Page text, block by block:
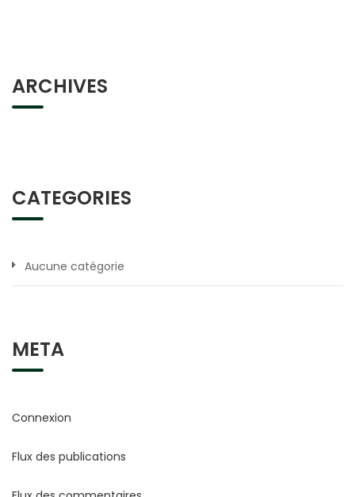
ARCHIVES
CATEGORIES
Aucune catégorie
META
Connexion
Flux des publications